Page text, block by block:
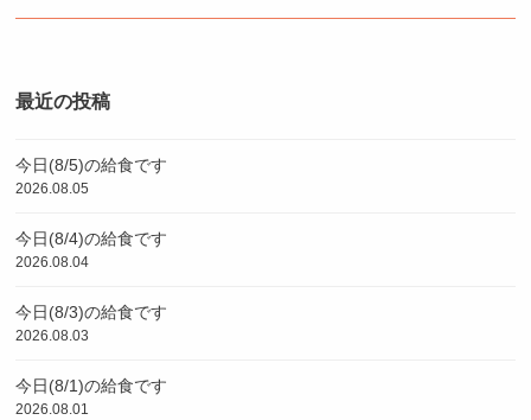
最近の投稿
今日(8/5)の給食です
2026.08.05
今日(8/4)の給食です
2026.08.04
今日(8/3)の給食です
2026.08.03
今日(8/1)の給食です
2026.08.01